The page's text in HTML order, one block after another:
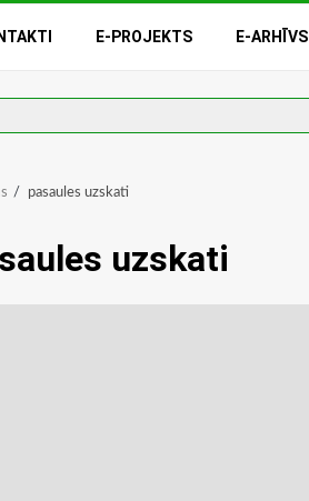
E-PROJEKTS E-ARHĪVS
pasaules uzskati
uzskati